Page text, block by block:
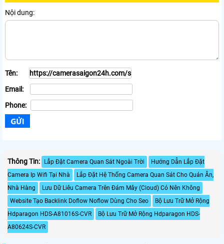
Nội dung:
Tên:
Email:
Phone:
Thông Tin: Lắp Đặt Camera Quan Sát Ngoài Trời
Hướng Dẫn Lắp Đặt
Camera Ip Wifi Tại Nhà
Lắp Đặt Hệ Thống Camera Quan Sát Cho Quán Ăn,
Nhà Hàng
Lưu Dữ Liêu Camera Trên Đám Mây (Cloud) Có Nên Không
Website Tạo Backlink Doflow Noflow Dùng Cho Seo
Bộ Lưu Trữ Mở Rộng
Hdparagon HDS-A81016S-CVR
Bộ Lưu Trữ Mở Rộng Hdparagon HDS-
A80624S-CVR